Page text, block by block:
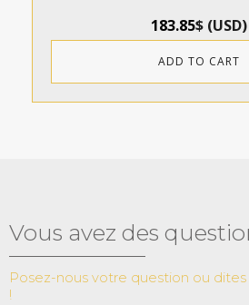
183.85$(USD)
ADD TO CART
Vous avez des
Posez-nous votre question ou
!